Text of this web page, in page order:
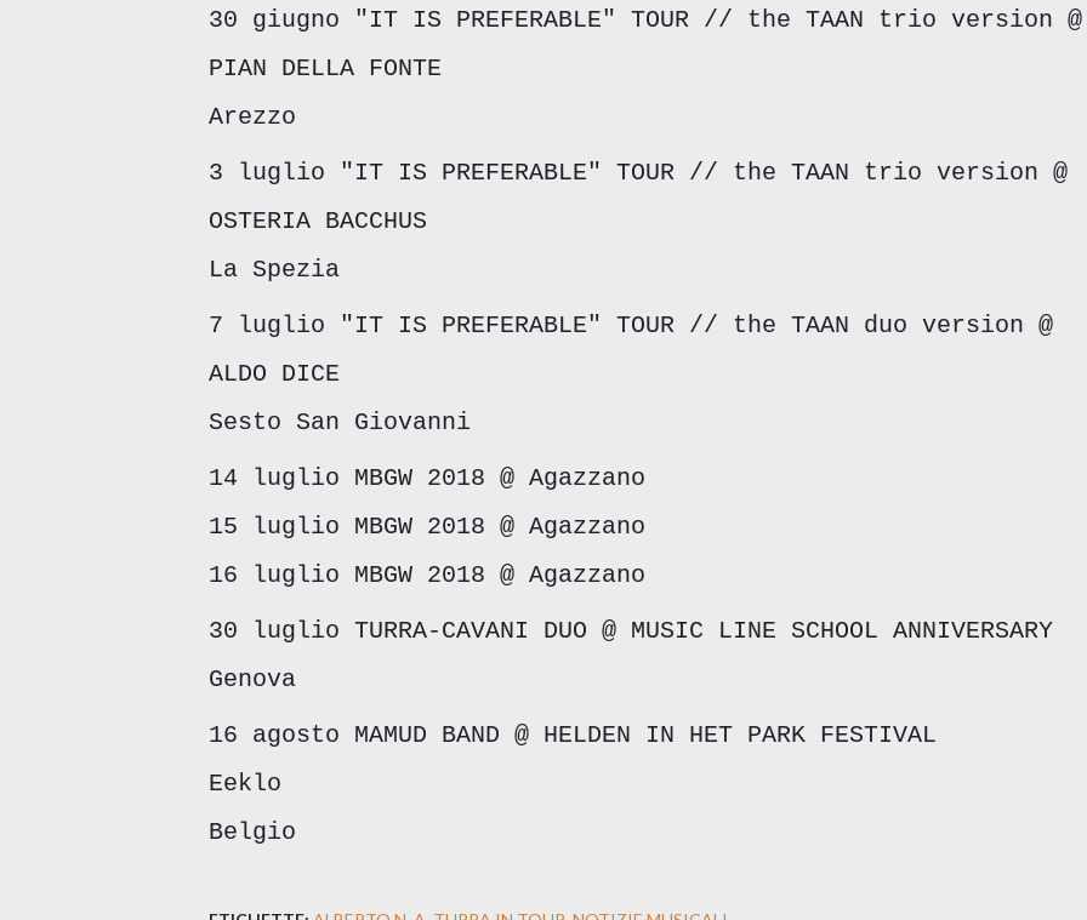
30 giugno "IT IS PREFERABLE" TOUR // the TAAN trio version @
PIAN DELLA FONTE
Arezzo
3 luglio "IT IS PREFERABLE" TOUR // the TAAN trio version @
OSTERIA BACCHUS
La Spezia
7 luglio "IT IS PREFERABLE" TOUR // the TAAN duo version @
ALDO DICE
Sesto San Giovanni
14 luglio MBGW 2018 @ Agazzano
15 luglio MBGW 2018 @ Agazzano
16 luglio MBGW 2018 @ Agazzano
30 luglio TURRA-CAVANI DUO @ MUSIC LINE SCHOOL ANNIVERSARY
Genova
16 agosto MAMUD BAND @ HELDEN IN HET PARK FESTIVAL
Eeklo
Belgio